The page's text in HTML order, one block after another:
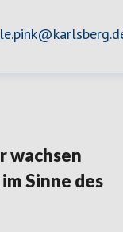
wachsen
Sinne des